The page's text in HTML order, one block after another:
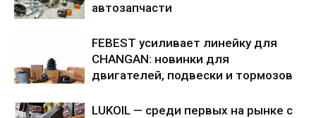
автозапчасти
FEBEST усиливает линейку для
CHANGAN: новинки для
двигателей, подвески и тормозов
LUKOIL — среди первых на рынке с